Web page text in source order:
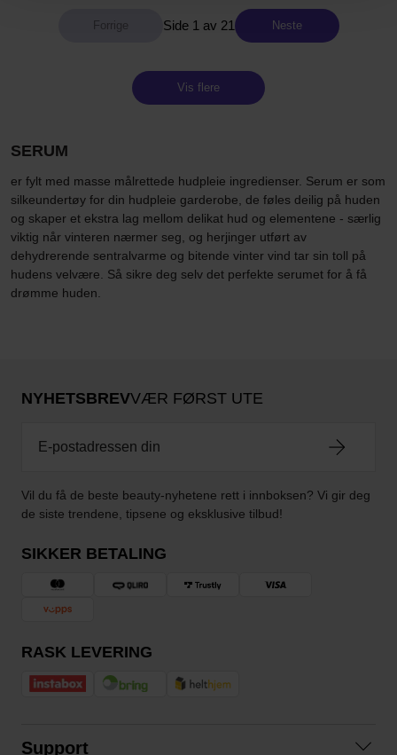
Side 1 av 21 Neste
Vis flere
SERUM
er fylt med masse målrettede hudpleie ingredienser. Serum er som
silkeundertøy for din hudpleie garderobe, de føles deilig på huden
og skaper et ekstra lag mellom delikat hud og elementene - særlig
viktig når vinteren nærmer seg, og herjinger utført av
dehydrerende sentralvarme og bitende vinter vind tar sin toll på
hudens velvære. Så sikre deg selv det perfekte serumet for å få
drømme huden.
NYHETSBREVVÆR FØRST UTE
Vil du få de beste beauty-nyhetene rett i innboksen? Vi gir deg
de siste trendene, tipsene og eksklusive tilbud!
SIKKER BETALING
RASK LEVERING
Support